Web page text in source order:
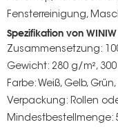
Fensterreinigung,
Spezifikation von
Zusammensetzung:
Gewicht: 280 g/m²,
Farbe: Weiß, Gelb, Grün,
Verpackung: Rollen
Mindestbestellmenge: